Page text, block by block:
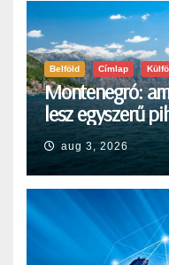
Belföld Címlap
Montenegró:
lesz egyszerű
aug 3, 2026